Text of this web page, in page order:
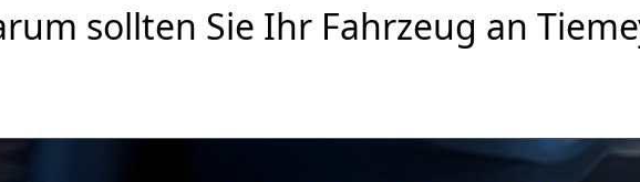
sollten Sie Ihr Fahrzeug an